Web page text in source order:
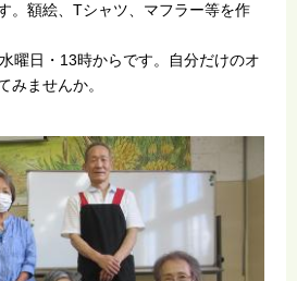
。額絵、Tシャツ、マフラー等を作
曜日・13時からです。自分だけのオ
みませんか。